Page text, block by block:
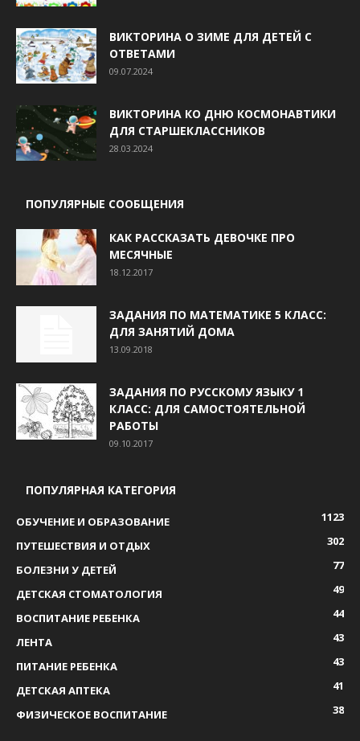
ВИКТОРИНА О ЗИМЕ ДЛЯ ДЕТЕЙ С
ОТВЕТАМИ
09.07.2024
ВИКТОРИНА КО ДНЮ КОСМОНАВТИКИ
ДЛЯ СТАРШЕКЛАССНИКОВ
28.03.2024
ПОПУЛЯРНЫЕ СООБЩЕНИЯ
КАК РАССКАЗАТЬ ДЕВОЧКЕ ПРО
МЕСЯЧНЫЕ
18.12.2017
ЗАДАНИЯ ПО МАТЕМАТИКЕ 5 КЛАСС:
ДЛЯ ЗАНЯТИЙ ДОМА
13.09.2018
ЗАДАНИЯ ПО РУССКОМУ ЯЗЫКУ 1
КЛАСС: ДЛЯ САМОСТОЯТЕЛЬНОЙ
РАБОТЫ
09.10.2017
ПОПУЛЯРНАЯ КАТЕГОРИЯ
ОБУЧЕНИЕ И ОБРАЗОВАНИЕ
1123
ПУТЕШЕСТВИЯ И ОТДЫХ
302
БОЛЕЗНИ У ДЕТЕЙ
77
ДЕТСКАЯ СТОМАТОЛОГИЯ
49
ВОСПИТАНИЕ РЕБЕНКА
44
ЛЕНТА
43
ПИТАНИЕ РЕБЕНКА
43
ДЕТСКАЯ АПТЕКА
41
ФИЗИЧЕСКОЕ ВОСПИТАНИЕ
38